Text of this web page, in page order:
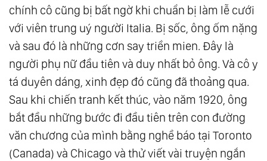
chính cô cũng bị bất ngờ khi chuẩn bị làm lễ cưới
với viên trung uý người Italia. Bị sốc, ông ốm nặng
và sau đó là những cơn say triền mien. Đây là
người phụ nữ đầu tiên và duy nhất bỏ ông. Và cô y
tá duyên dáng, xinh đẹp đó cũng đã thoảng qua.
Sau khi chiến tranh kết thúc, vào năm 1920, ông
bắt đầu những bước đi đầu tiên trên con đường
văn chương của mình bằng nghề báo tại Toronto
(Canada) và Chicago và thử viết vài truyện ngắn